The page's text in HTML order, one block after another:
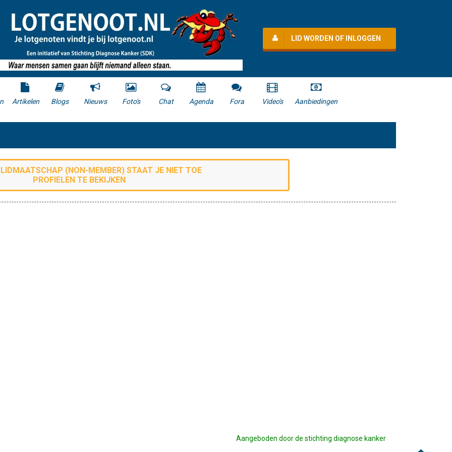
LID WORDEN OF INLOGGEN
Artikelen Blogs Nieuws Foto's Chat Agenda Fora Video's Aanbiedingen
(NON-MEMBER) STAAT JE NIET TOE
PROFIELEN TE BEKIJKEN
Aangeboden door de stichting diagnose kanker